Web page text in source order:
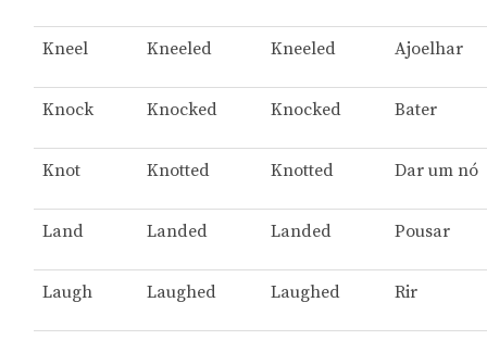
Kneel Kneeled Kneeled Ajoelhar
Knock Knocked Knocked Bater
Knot Knotted Knotted Dar um nó
Land Landed Landed Pousar
Laugh Laughed Laughed Rir